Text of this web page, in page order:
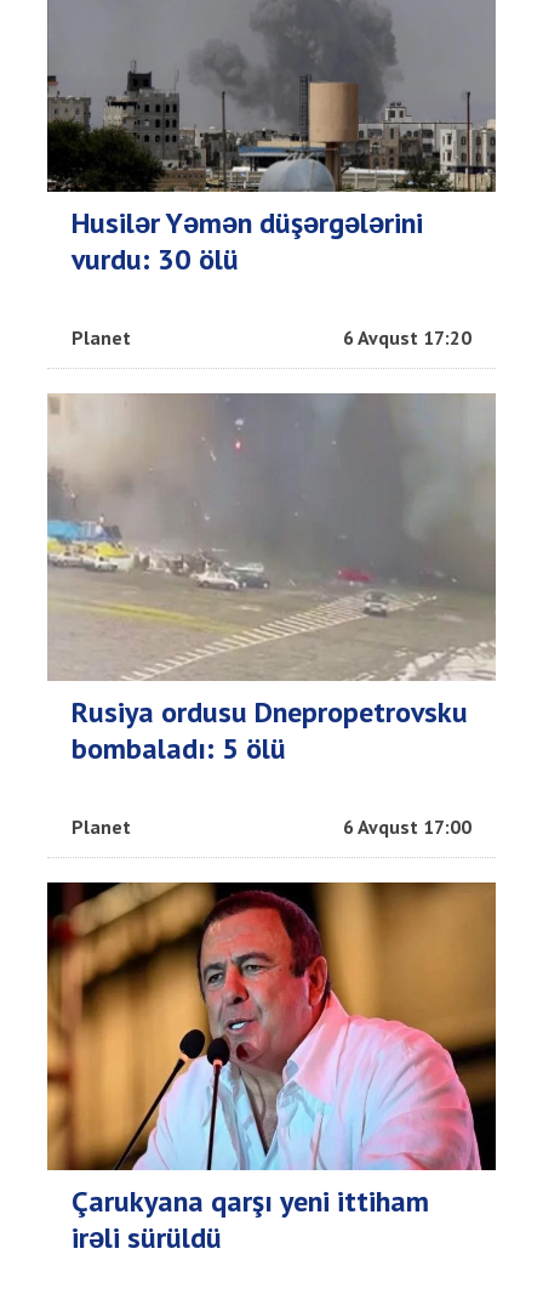
Husilər Yəmən düşərgələrini
vurdu: 30 ölü
Planet 6 Avqust 17:20
Rusiya ordusu Dnepropetrovsku
bombaladı: 5 ölü
Planet 6 Avqust 17:00
Çarukyana qarşı yeni ittiham
irəli sürüldü